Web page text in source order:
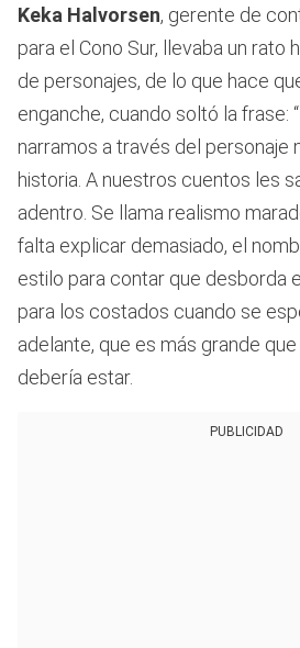
Keka Halvorsen, gerente de
para el Cono Sur, llevaba un rato
de personajes, de lo que hace
enganche, cuando soltó la frase:
narramos a través del personaje
historia. A nuestros cuentos les
adentro. Se llama realismo
falta explicar demasiado, el
estilo para contar que desborda
para los costados cuando se
adelante, que es más grande
debería estar.
PUBLICIDAD